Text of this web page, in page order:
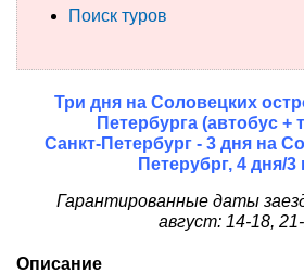
Круизы
Туры на пароме
Авиабилеты
Туристическая страховка
Услуги
О компании
Поиск туров
Три дня на Соловецких
Петербурга (автобус +
Санкт-Петербург - 3 дня на
Петерубрг, 4 дня/3
Гарантированные даты
август: 14-18,
Описание